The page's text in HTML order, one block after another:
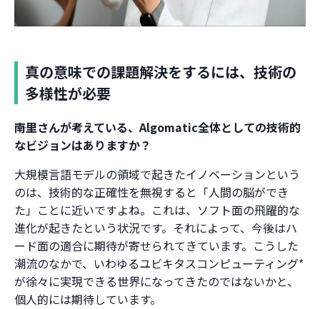
真の意味での課題解決をするには、技術の
多様性が必要
――南里さんが考えている、Algomatic全体としての技術的
なビジョンはありますか？
大規模言語モデルの領域で起きたイノベーションという
のは、技術的な正確性を無視すると「人間の脳ができ
た」ことに近いですよね。これは、ソフト面の飛躍的な
進化が起きたという状況です。それによって、今後はハ
ード面の適合に期待が寄せられてきています。こうした
潮流のなかで、いわゆるユビキタスコンピューティング*
が徐々に実現できる世界になってきたのではないかと、
個人的には期待しています。